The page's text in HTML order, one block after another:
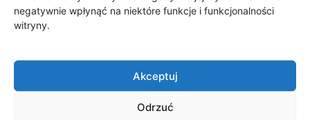
negatywnie wpłynąć na niektóre funkcje i funkcjonalności
witryny.
Akceptuj
Odrzuć
23 lipca 2026
200 tys. zł na lokalne inicjatywy